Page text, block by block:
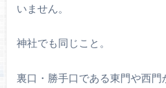
いません。
神社でも同じこと。
裏口・勝手口である東門や西